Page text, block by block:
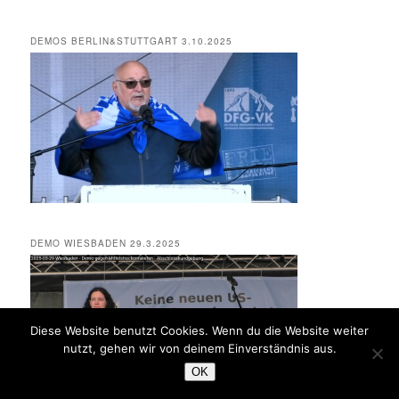
DEMOS BERLIN&STUTTGART 3.10.2025
DEMO WIESBADEN 29.3.2025
Diese Website benutzt Cookies. Wenn du die Website weiter
nutzt, gehen wir von deinem Einverständnis aus.
OK